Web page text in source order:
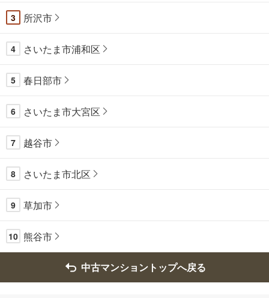
3 所沢市
4 さいたま市浦和区
5 春日部市
6 さいたま市大宮区
7 越谷市
8 さいたま市北区
9 草加市
10 熊谷市
中古マンショントップへ戻る